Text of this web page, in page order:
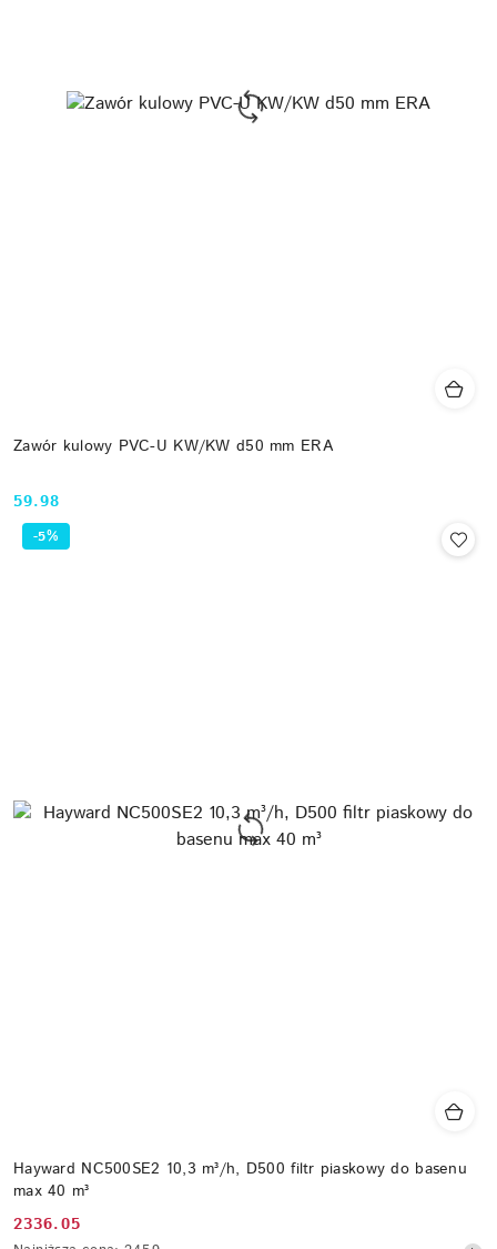
Zawór kulowy PVC-U KW/KW d50 mm ERA
Cena:
59.98
Hayward NC500SE2 10,3 m³/h, D500 filtr piaskowy do basenu
max 40 m³
Cena
2336.05
-5%